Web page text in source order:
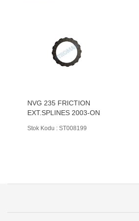
NVG 235 FRICTION
EXT.SPLINES 2003-ON
Stok Kodu : ST008199